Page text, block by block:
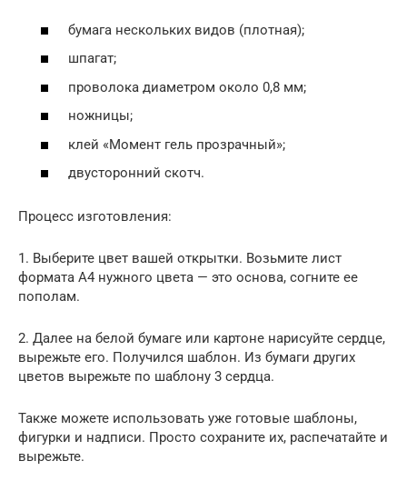
бумага нескольких видов (плотная);
шпагат;
проволока диаметром около 0,8 мм;
ножницы;
клей «Момент гель прозрачный»;
двусторонний скотч.
Процесс изготовления:
1. Выберите цвет вашей открытки. Возьмите лист
формата А4 нужного цвета — это основа, согните ее
пополам.
2. Далее на белой бумаге или картоне нарисуйте сердце,
вырежьте его. Получился шаблон. Из бумаги других
цветов вырежьте по шаблону 3 сердца.
Также можете использовать уже готовые шаблоны,
фигурки и надписи. Просто сохраните их, распечатайте и
вырежьте.